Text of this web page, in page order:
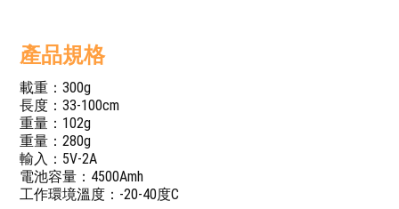
產品規格
載重：300g
長度：33-100cm
重量：102g
重量：280g
輸入：5V-2A
電池容量：4500Amh
工作環境溫度：-20-40度C